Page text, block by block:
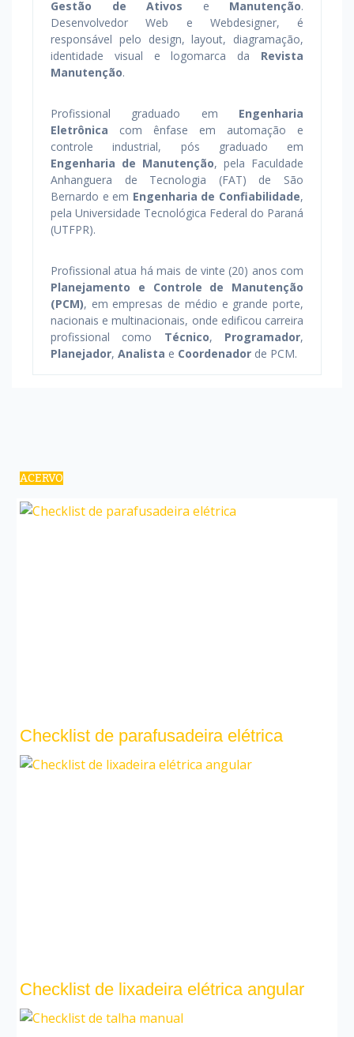
Gestão de Ativos e Manutenção.
Desenvolvedor Web e Webdesigner, é
responsável pelo design, layout, diagramação,
identidade visual e logomarca da Revista
Manutenção.
Profissional graduado em Engenharia
Eletrônica com ênfase em automação e
controle industrial, pós graduado em
Engenharia de Manutenção, pela Faculdade
Anhanguera de Tecnologia (FAT) de São
Bernardo e em Engenharia de Confiabilidade,
pela Universidade Tecnológica Federal do Paraná
(UTFPR).
Profissional atua há mais de vinte (20) anos com
Planejamento e Controle de Manutenção
(PCM), em empresas de médio e grande porte,
nacionais e multinacionais, onde edificou carreira
profissional como Técnico, Programador,
Planejador, Analista e Coordenador de PCM.
ACERVO
Checklist de parafusadeira elétrica
Checklist de lixadeira elétrica angular